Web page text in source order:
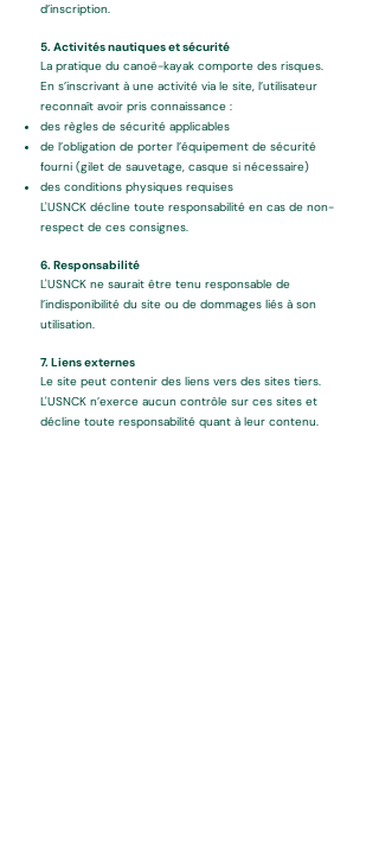
d’inscription.
5. Activités nautiques et sécurité
La pratique du canoë-kayak comporte des risques.
En s’inscrivant à une activité via le site, l’utilisateur
reconnaît avoir pris connaissance :
des règles de sécurité applicables
de l’obligation de porter l’équipement de sécurité
fourni (gilet de sauvetage, casque si nécessaire)
des conditions physiques requises
L'USNCK décline toute responsabilité en cas de non-
respect de ces consignes.
6. Responsabilité
L'USNCK ne saurait être tenu responsable de
l’indisponibilité du site ou de dommages liés à son
utilisation.
7. Liens externes
Le site peut contenir des liens vers des sites tiers.
L'USNCK n’exerce aucun contrôle sur ces sites et
décline toute responsabilité quant à leur contenu.